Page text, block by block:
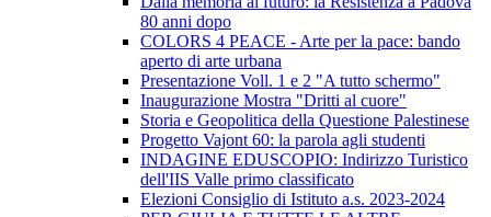
80 anni dopo
COLORS 4 PEACE - Arte per la pace: bando
aperto di arte urbana
Presentazione Voll. 1 e 2 "A tutto schermo"
Inaugurazione Mostra "Dritti al cuore"
Storia e Geopolitica della Questione Palestinese
Progetto Vajont 60: la parola agli studenti
INDAGINE EDUSCOPIO: Indirizzo Turistico
dell'IIS Valle primo classificato
Elezioni Consiglio di Istituto a.s. 2023-2024